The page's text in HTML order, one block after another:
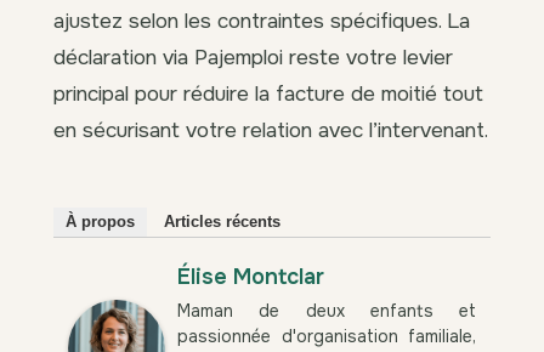
ajustez selon les contraintes spécifiques. La
déclaration via Pajemploi reste votre levier
principal pour réduire la facture de moitié tout
en sécurisant votre relation avec l’intervenant.
À propos Articles récents
Élise Montclar
Maman de deux enfants et
passionnée d'organisation familiale,